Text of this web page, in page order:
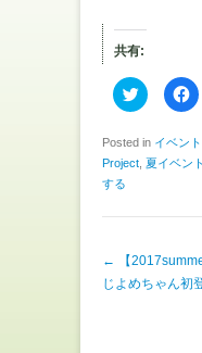
共有:
ク
リ
し
て
T
t
で
有
F
a
b
o
o
Posted in イベント
Project 夏イベント
する
投稿ナビゲーシ
←
【
じよめちゃん初